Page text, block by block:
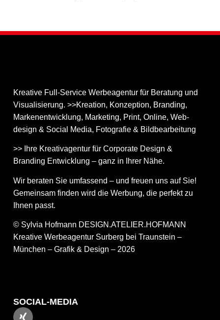
Kreative Full-Service Werbeagentur für Beratung und
Visualisierung. >>Kreation, Konzeption, Branding,
Markenentwicklung, Marketing, Print, Online, Web­
design & Social Media, Fotografie & Bildbear­bei­tung
>> Ihre Kreativagentur für Corporate Design &
Branding Entwicklung – ganz in Ihrer Nähe.
Wir beraten Sie umfassend – und freuen uns auf Sie!
Gemeinsam finden wird die Werbung, die perfekt zu
Ihnen passt.
© Sylvia Hofmann DESIGN.ATELIER.HOFMANN
Kreative Werbeagentur Surberg bei Traunstein –
München – Grafik & Design – 2026
SOCIAL-MEDIA